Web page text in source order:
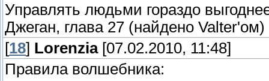
Управлять людьми гораздо
Джеган, глава 27 (найдено Valter'ом)
[18] Lorenzia[07.02.2010, 11:48]
Правила волшебника: